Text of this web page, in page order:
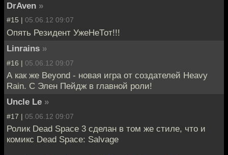
DrAven »
#15 | 05.06.12 09:07
Опять Резидент УжеНеТот!!!
Linrains »
#16 | 05.06.12 09:07
А как же Beyond - новая игра от создателей Heavy
Rain. С Элен Пейдж в главной роли!
Uncle Le »
#17 | 05.06.12 09:07
Ролик Dead Space 3 сделан в том же стиле, что и
комикс Dead Space: Salvage